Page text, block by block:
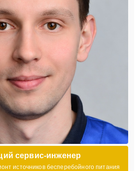
сервис-инженер
источников бесперебойного питания